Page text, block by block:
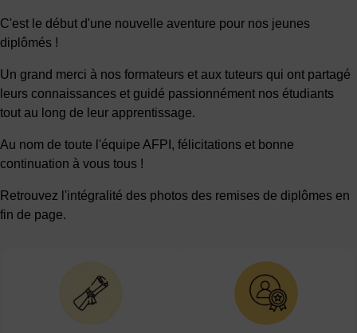
C'est le début d'une nouvelle aventure pour nos jeunes
diplômés !
Un grand merci à nos formateurs et aux tuteurs qui ont partagé
leurs connaissances et guidé passionnément nos étudiants
tout au long de leur apprentissage.
Au nom de toute l'équipe AFPI, félicitations et bonne
continuation à vous tous !
Retrouvez l'intégralité des photos des remises de diplômes en
fin de page.